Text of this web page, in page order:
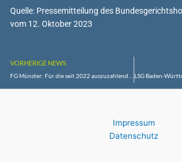
Quelle: Pressemitteilung des
vom 12. Oktober 2023
VORHERIGE NEWS
Impressum
Datenschutz